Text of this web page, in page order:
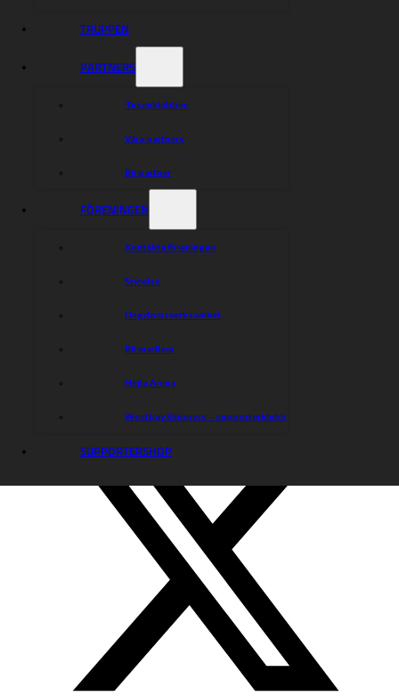
TRUPPEN
PARTNERS
Tusenklubben
Våra partners
Bli partner
FÖRENINGEN
Kontakta föreningen
Styrelse
Ungdomsverksamhet
Bli medlem
Hejla Arena
Westbay Skippers – supporterklubb
SUPPORTERSHOP
PÅ HEJLA ARENA!